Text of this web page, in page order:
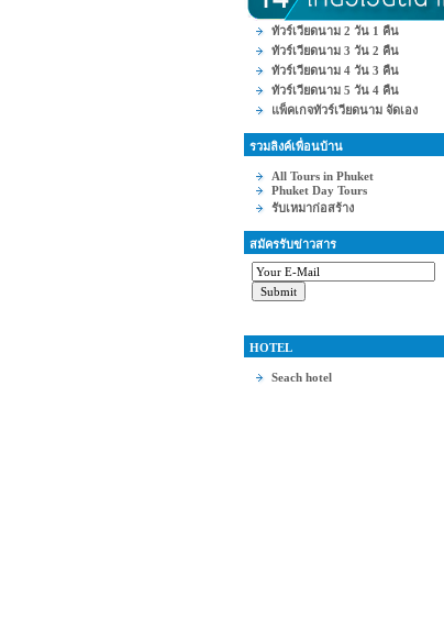
ทัวร์เวียดนาม 2 วัน 1 คืน
ทัวร์เวียดนาม 3 วัน 2 คืน
ทัวร์เวียดนาม 4 วัน 3 คืน
ทัวร์เวียดนาม 5 วัน 4 คืน
แพ็คเกจทัวร์เวียดนาม จัดเอง
รวมลิงค์เพื่อนบ้าน
All Tours in Phuket
Phuket Day Tours
รับเหมาก่อสร้าง
สมัครรับข่าวสาร
HOTEL
Seach hotel